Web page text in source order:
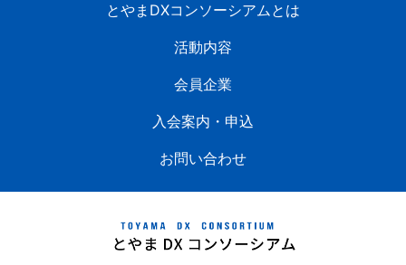
とやまDXコンソーシアムとは
活動内容
会員企業
入会案内・申込
お問い合わせ